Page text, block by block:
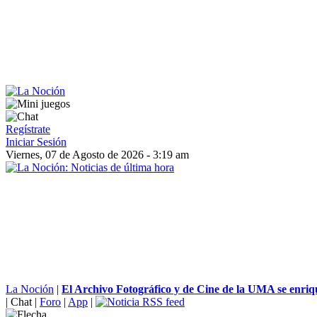
Regístrate
Iniciar Sesión
Viernes, 07 de Agosto de 2026 - 3:19 am
La Noción | El Archivo Fotográfico y de Cine de la UMA se
| Chat | Foro | App |